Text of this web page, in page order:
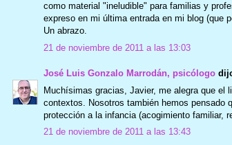
como material "ineludible" para familias y
expreso en mi última entrada en mi blog (que
Un abrazo.
21 de noviembre de 2011 a las 13:03
José Luis Gonzalo Marrodán, psicólogo
Muchísimas gracias, Javier, me alegra que el
contextos. Nosotros también hemos pensado
protección a la infancia (acogimiento familiar,
21 de noviembre de 2011 a las 13:43